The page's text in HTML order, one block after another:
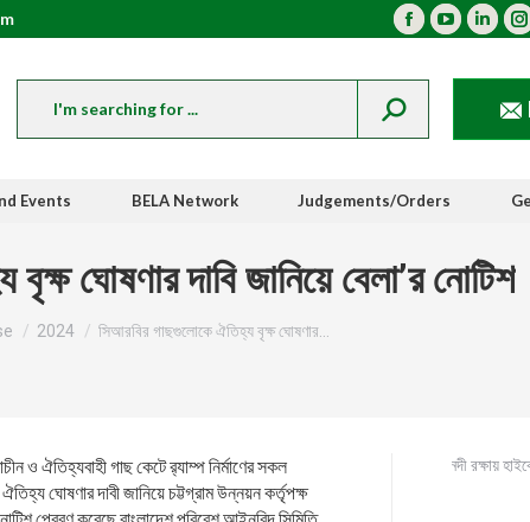
Facebook
YouTube
Events BELA Network Judgements/Orders
ঘোষণার দাবি জানিয়ে বেলা’র নোটিশ
2024 সিআরবির গাছগুলোকে ঐতিহ্য বৃক্ষ ঘোষণার…
ও ঐতিহ্যবাহী গাছ কেটে র‌্যাম্প নির্মাণের সকল
ঘোষণার দাবী জানিয়ে চট্টগ্রাম উন্নয়ন কর্তৃপক্ষ
ইছামতি নদী রক্ষায়